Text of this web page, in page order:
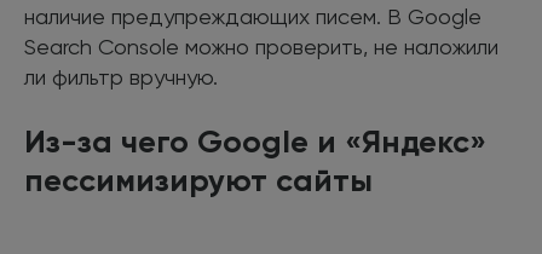
наличие предупреждающих писем. В Google
Search Console можно проверить, не наложили
ли фильтр вручную.
Из-за чего Google и «Яндекс»
пессимизируют сайты